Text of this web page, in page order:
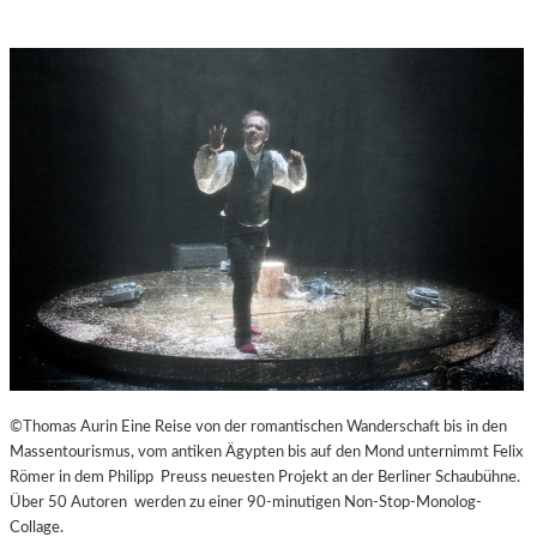
©Thomas Aurin Eine Reise von der romantischen Wanderschaft bis in den
Massentourismus, vom antiken Ägypten bis auf den Mond unternimmt Felix
Römer in dem Philipp Preuss neuesten Projekt an der Berliner Schaubühne.
Über 50 Autoren werden zu einer 90-minutigen Non-Stop-Monolog-
Collage.